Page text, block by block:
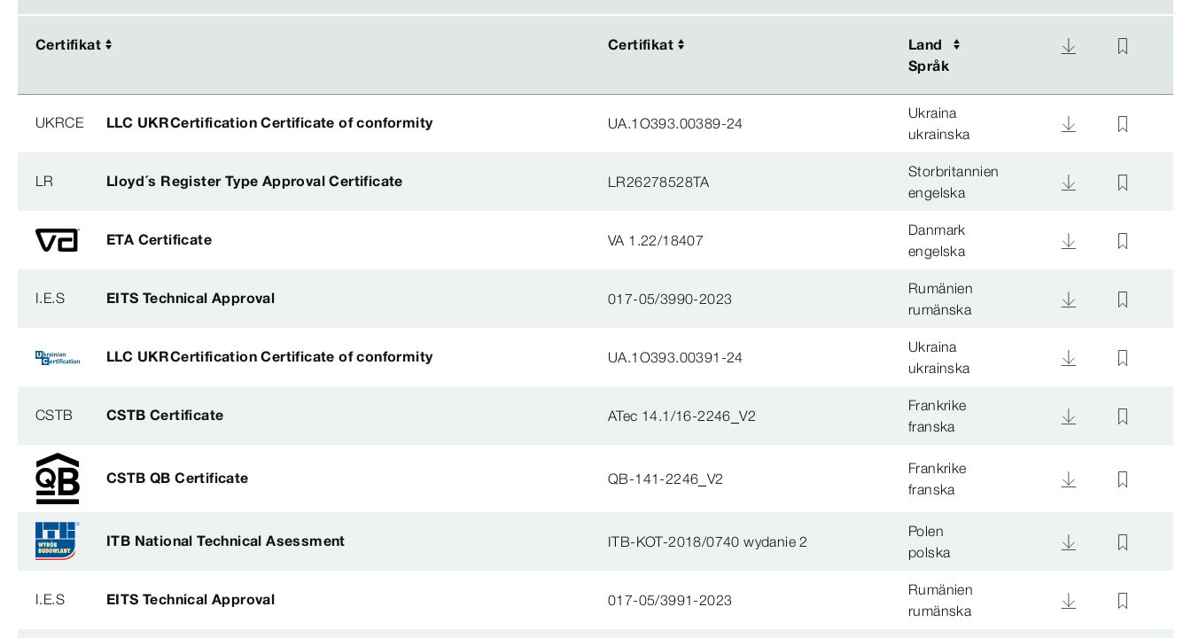
Certifikat Certifikat
Land
Språk
Certifikat Certifikat
Land
Språk
UKRCE LLC UKRCertification Certificate of conformity UA.1O393.00389-24
Ukraina
ukrainska
LR Lloyd´s Register Type Approval Certificate LR26278528TA
Storbritannien
engelska
ETA Certificate VA 1.22/18407
Danmark
engelska
I.E.S EITS Technical Approval 017-05/3990-2023
Rumänien
rumänska
LLC UKRCertification Certificate of conformity UA.1O393.00391-24
Ukraina
ukrainska
CSTB CSTB Certificate ATec 14.1/16-2246_V2
Frankrike
franska
CSTB QB Certificate QB-141-2246_V2
Frankrike
franska
ITB National Technical Asessment ITB-KOT-2018/0740 wydanie 2
Polen
polska
I.E.S EITS Technical Approval 017-05/3991-2023
Rumänien
rumänska